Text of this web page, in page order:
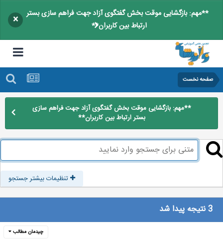
**مهم: بازگشایی موقت بخش گفتگوی آزاد جهت فراهم سازی بستر
ارتباط بین کاربران**
×
صفحه نخست
**مهم: بازگشایی موقت بخش گفتگوی آزاد جهت فراهم سازی
بستر ارتباط بین کاربران**
تنظیمات بیشتر جستجو
چیدمان مطالب